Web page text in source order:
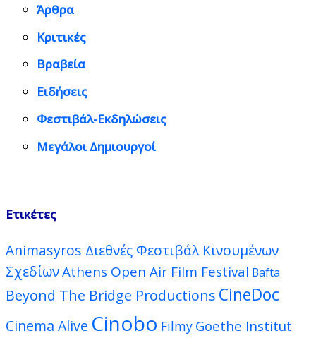
Άρθρα
Κριτικές
Βραβεία
Ειδήσεις
Φεστιβάλ-Εκδηλώσεις
Μεγάλοι Δημιουργοί
Ετικέτες
Animasyros Διεθνές Φεστιβάλ Κινουμένων
ΣχεδίωνAthens Open Air Film Festival Bafta
Beyond The Bridge Productions CineDoc
Cinema Alive Cinobo Filmy Goethe Institut